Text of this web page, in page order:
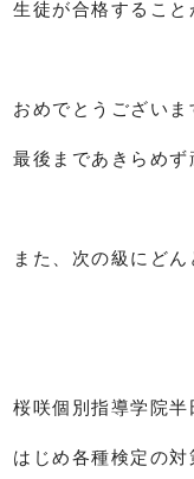
生徒が合格すること
おめでとうございま
最後まであきらめず
また、次の級にど
桜咲個別指導学院
はじめ各種検定の対